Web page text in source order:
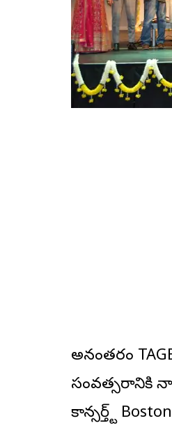
అనంతరం
సంవత్సరానికి
కాన్సర్త్ట్